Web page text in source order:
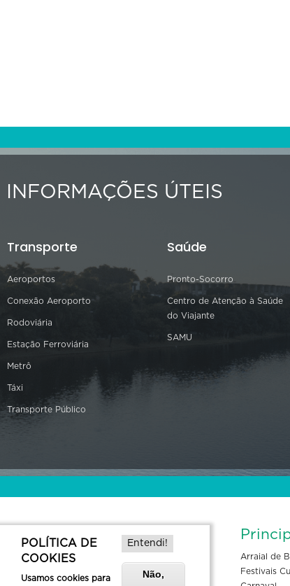
INFORMAÇÕES ÚTEIS
Transporte
Aeroportos
Conexão Aeroporto
Rodoviária
Estação Ferroviária
Metrô
Táxi
Transporte Público
Saúde
Pronto-Socorro
Centro de Atenção à Saúde
do Viajante
SAMU
Informações de Contato
Rua Espírito Santo, 527 Centro - Belo
Horizonte, MG, 30160-031
Arraial de
Festivais
POLÍTICA DE
COOKIES
Usamos cookies para
Entendi!
Não,